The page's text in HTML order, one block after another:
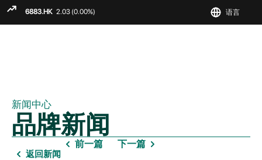
语言
新闻中心
品牌新闻
返回新闻
前一篇 下一篇